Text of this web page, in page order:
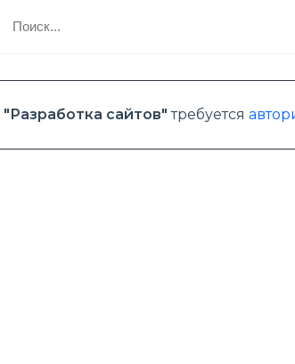
"Разработка сайтов" требуется